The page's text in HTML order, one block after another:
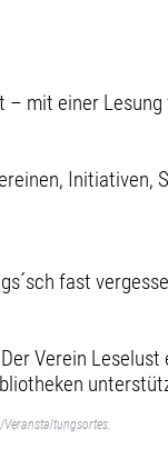
mit einer Lesung
Initiativen,
fast
Verein